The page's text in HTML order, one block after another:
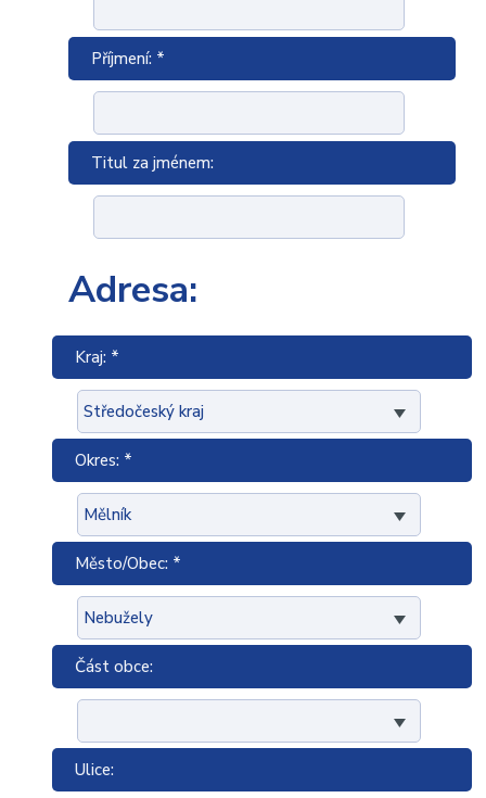
Příjmení: *
Titul za jménem:
Adresa:
Kraj: *
Okres: *
Město/Obec: *
Část obce:
Ulice: